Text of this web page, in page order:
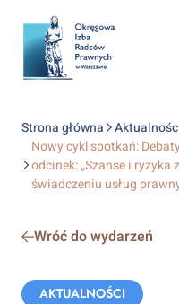
Strona główna
Nowy cykl spotkań:
odcinek: „Szanse i
świadczeniu usług
Wróć do wydarzeń
Categories:
AKTUALNOŚCI